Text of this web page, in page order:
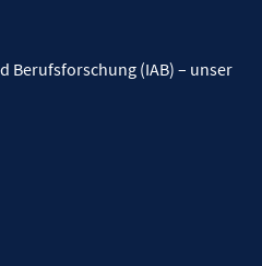
Berufsforschung (IAB) – unser